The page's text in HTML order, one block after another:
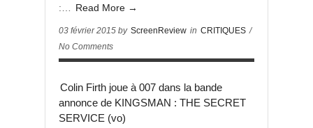
:… Read More →
03 février 2015 by ScreenReview in CRITIQUES /
No Comments
Colin Firth joue à 007 dans la bande
annonce de KINGSMAN : THE SECRET
SERVICE (vo)